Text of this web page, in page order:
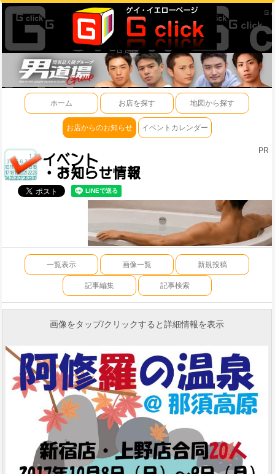
ホーム お店を探す 地図から探す
お店からのお知らせ イベントカレンダー
PR
一覧表示 画像一覧 新規投稿
記事編集 記事検索
画像をタップ/クリックすると詳細情報を表示